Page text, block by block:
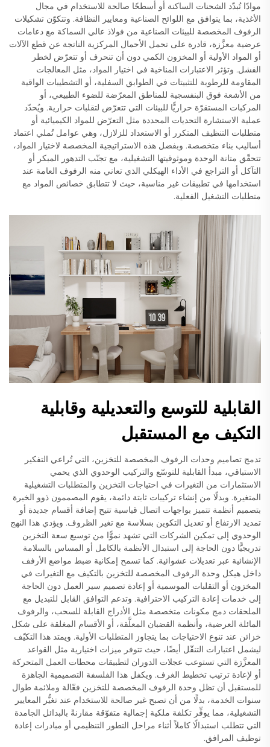
موادًا تُبدّد الشحنات الساكنة أو أسطحًا صالحة للاستخدام في مجال
الأغذية، بما يتوافق مع اللوائح الصناعية ومعايير النظافة. وتتكوّن تشكيلات
الرفوف المخصصة للبيئات الصناعية من فولاذ عالي السماكة مع دعامات
عرضية معزَّزة، قادرة على تحمل الأحمال المركزية الناتجة عن قطع الآلات
أو المواد الأولية أو المخزون الكمي دون أن تنحرف أو تتعرّض لخطر
الفشل. وتؤثر الاعتبارات المناخية في اختيار المواد، مثل المعالجات
المقاومة للرطوبة للتثبيتات في الطوابق السفلية، أو التشطيبات الواقية
من الأشعة فوق البنفسجية للمناطق المعرّضة للضوء الطبيعي، أو
المركبات المستقرّة حراريًّا للبيئات التي تتعرّض لتقلبات حرارية. ويُحدّد
عملية الاستشارة التحديات المحددة مثل التعرّض للمواد الكيميائية أو
متطلبات التنظيف المتكرر أو الاستعداد للزلازل، وهي عوامل تُملي اعتماد
أساليب بناء متخصصة. وبفضل هذه الاستراتيجية المخصصة لاختيار المواد،
تتحقّق متانة الوحدة وموثوقيتها التشغيلية، مع تجنّب التدهور المبكر أو
التآكل أو التراجع في الأداء الهيكلي الذي تعاني منه الرفوف العامة عند
استخدامها في تطبيقات غير مناسبة، حيث لا تتطابق خصائص المواد مع
متطلبات التشغيل الفعلية.
القابلية للتوسع والتعديلية وقابلية
التكيف مع المستقبل
تدمج تصاميم وحدات الرفوف المخصصة للتخزين، التي تُراعي التفكير
الاستباقي، مبدأ القابلية للتوسّع والتركيب الوحدوي الذي يحمي
الاستثمارات من التغيرات في احتياجات التخزين والمتطلبات التشغيلية
المتغيرة. وبدلًا من إنشاء تركيبات ثابتة دائمة، يقوم المصممون ذوو الخبرة
بتصميم أنظمة تتميز بواجهات اتصال قياسية تتيح إضافة أقسام جديدة أو
تمديد الارتفاع أو تعديل التكوين بسلاسة مع تغير الظروف. ويؤدي هذا النهج
الوحدوي إلى تمكين الشركات التي تشهد نموًّا من توسيع سعة التخزين
تدريجيًّا دون الحاجة إلى استبدال الأنظمة بالكامل أو المساس بالسلامة
الإنشائية عبر تعديلات عشوائية. كما تسمح إمكانية ضبط مواضع الأرفف
داخل هيكل وحدة الرفوف المخصصة للتخزين بالتكيف مع التغيرات في
المخزون أو التقلبات الموسمية أو إعادة تصميم سير العمل دون الحاجة
إلى خدمات إعادة التركيب الاحترافية. وتدعم التوافق القابل للتبديل مع
الملحقات دمج مكونات متخصصة مثل الأدراج القابلة للسحب، والرفوف
المائلة العرضية، وأنظمة القضبان المعلَّقة، أو الأقسام المغلقة على شكل
خزائن عند تنوع الاحتياجات بما يتجاوز المتطلبات الأولية. ويمتد هذا التكيّف
ليشمل اعتبارات التنقّل أيضًا، حيث تتوفر ميزات اختيارية مثل القواعد
المعزَّزة التي تستوعب عجلات الدوران لتطبيقات محطات العمل المتحركة
أو لإعادة ترتيب تخطيط الغرف. ويكفل هذا الفلسفة التصميمية الجاهزة
للمستقبل أن تظل وحدة الرفوف المخصصة للتخزين فعّالة وملائمة طوال
سنوات الخدمة، بدلًا من أن تصبح غير صالحة للاستخدام عند تغيُّر المعايير
التشغيلية، مما يوفِّر تكلفة ملكية إجمالية متفوّقة مقارنةً بالبدائل الجامدة
التي تتطلب استبدالًا كاملاً أثناء مراحل التطور التنظيمي أو مبادرات إعادة
توظيف المرافق.